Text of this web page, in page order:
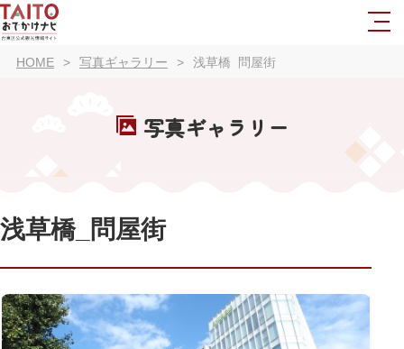
HOME 写真ギャラリー 浅草橋_問屋街
写真ギャラリー
浅草橋_問屋街